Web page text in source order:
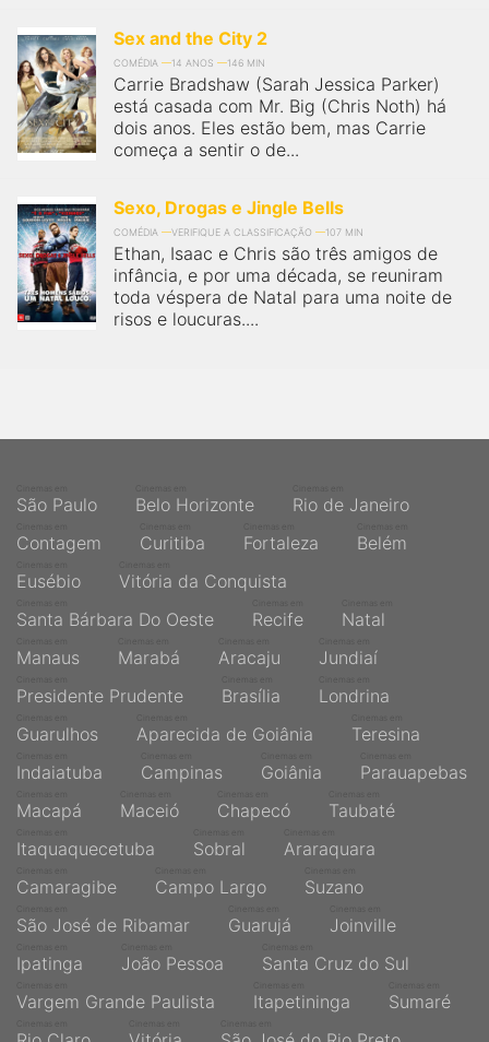
Sex and the City 2
COMÉDIA 14 ANOS 146 MIN
Carrie Bradshaw (Sarah Jessica Parker)
está casada com Mr. Big (Chris Noth) há
dois anos. Eles estão bem, mas Carrie
começa a sentir o de...
Sexo, Drogas e Jingle Bells
COMÉDIA VERIFIQUE A CLASSIFICAÇÃO 107 MIN
Ethan, Isaac e Chris são três amigos de
infância, e por uma década, se reuniram
toda véspera de Natal para uma noite de
risos e loucuras....
São Paulo Belo Horizonte Rio de Janeiro
Contagem Curitiba Fortaleza Belém
Eusébio Vitória da Conquista
Santa Bárbara Do Oeste Recife Natal
Manaus Marabá Aracaju Jundiaí
Presidente Prudente Brasília Londrina
Guarulhos Aparecida de Goiânia Teresina
Indaiatuba Campinas Goiânia Parauapebas
Macapá Maceió Chapecó Taubaté
Itaquaquecetuba Sobral Araraquara
Camaragibe Campo Largo Suzano
São José de Ribamar Guarujá Joinville
Ipatinga João Pessoa Santa Cruz do Sul
Vargem Grande Paulista Itapetininga Sumaré